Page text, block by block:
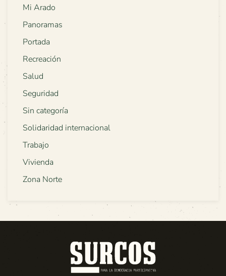
Mi Arado
Panoramas
Portada
Recreación
Salud
Seguridad
Sin categoría
Solidaridad internacional
Trabajo
Vivienda
Zona Norte